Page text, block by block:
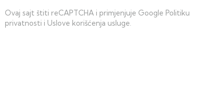
Ovaj sajt štiti reCAPTCHA i primjenjuje Google Politiku
privatnosti i Uslove korišćenja usluge